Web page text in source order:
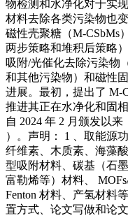
物检测和水净化对于实
材料去除各类污染物也
磁性壳聚糖（M-CSbMs
两步策略和堆积后策略
吸附/光催化去除污染物
和其他污染物）和磁性
进展。最初，提出了 M-
推进其正在水净化和固
自 2024 年 2 月颁发以来
）。声明： 1 、取能源
纤维素、木质素、海藻
型吸附材料、碳基（石
富勒烯等）材料、
Fenton 材料、产氢材料
置方式、论文写做和论